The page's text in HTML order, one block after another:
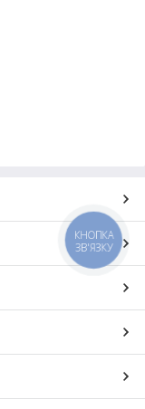
КНОПКА
ЗВ'ЯЗКУ